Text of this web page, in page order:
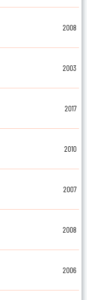
2008
2003
2017
2010
2007
2008
2006